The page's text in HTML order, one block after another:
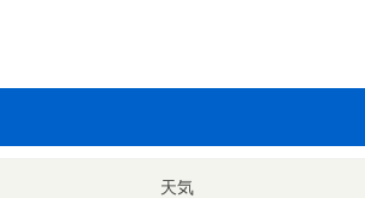
天気